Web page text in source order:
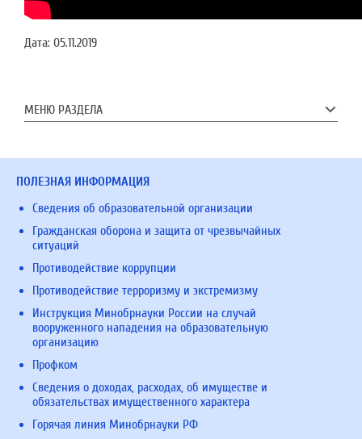
Дата: 05.11.2019
МЕНЮ РАЗДЕЛА
ПОЛЕЗНАЯ ИНФОРМАЦИЯ
Сведения об образовательной организации
Гражданская оборона и защита от чрезвычайных
ситуаций
Противодействие коррупции
Противодействие терроризму и экстремизму
Инструкция Минобрнауки России на случай
вооруженного нападения на образовательную
организацию
Профком
Сведения о доходах, расходах, об имуществе и
обязательствах имущественного характера
Горячая линия Минобрнауки РФ